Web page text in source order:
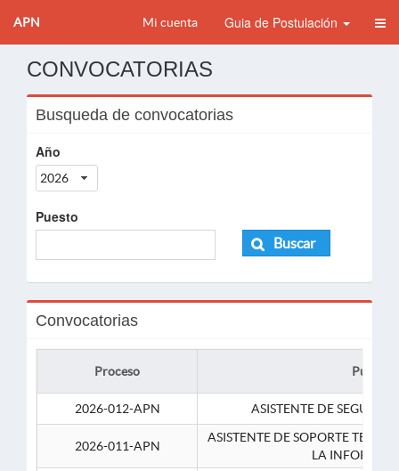
APN Mi cuenta Guia de Postulación
CONVOCATORIAS
Busqueda de convocatorias
Año
2026
Puesto
Buscar
Convocatorias
Proceso Puesto
2026-012-APN ASISTENTE DE
2026-011-APN
ASISTENTE DE SOPORTE
LA